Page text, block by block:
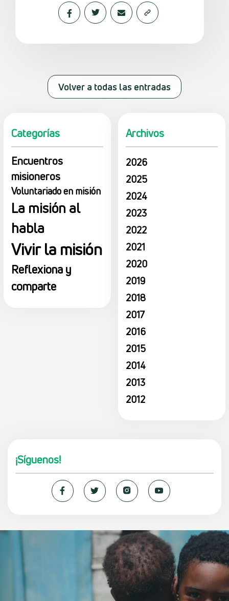
Volver a todas las entradas
Categorías
Encuentros
misioneros
Voluntariado en misión
La misión al
habla
Vivir la misión
Reflexiona y
comparte
Archivos
2026
2025
2024
2023
2022
2021
2020
2019
2018
2017
2016
2015
2014
2013
2012
¡Síguenos!